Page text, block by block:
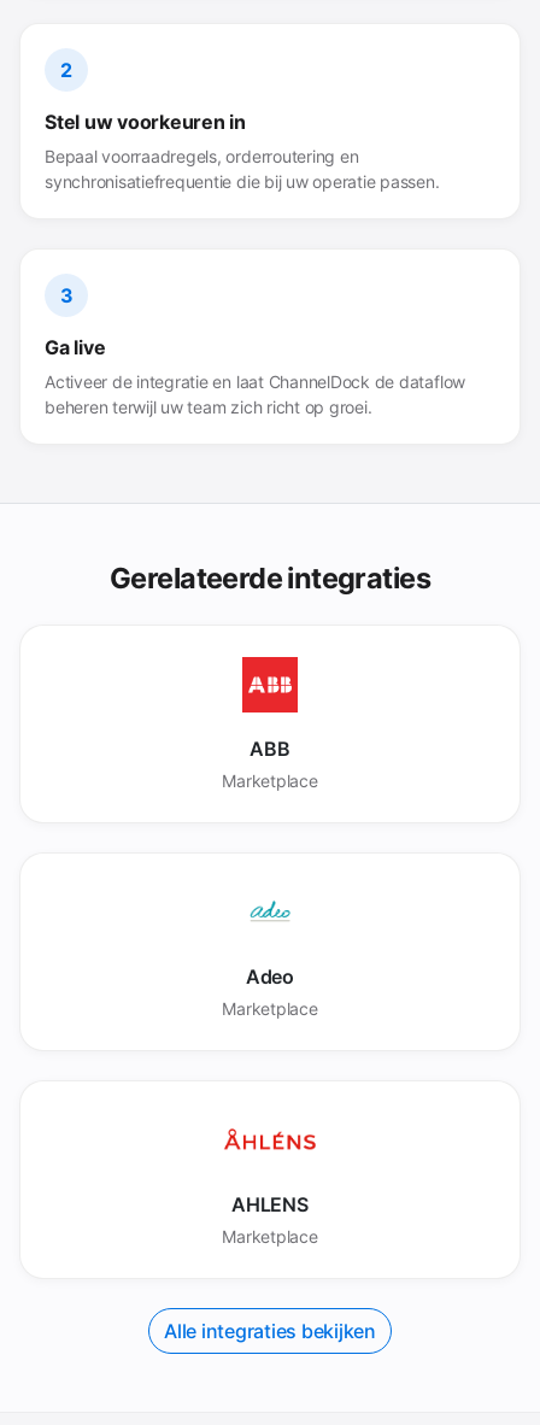
2
Stel uw voorkeuren in
Bepaal voorraadregels, orderroutering en
synchronisatiefrequentie die bij uw operatie passen.
3
Ga live
Activeer de integratie en laat ChannelDock de dataflow
beheren terwijl uw team zich richt op groei.
Gerelateerde integraties
ABB
Marketplace
Adeo
Marketplace
AHLENS
Marketplace
Alle integraties bekijken